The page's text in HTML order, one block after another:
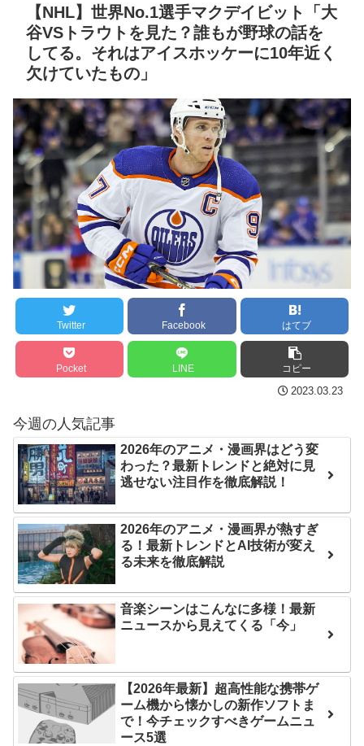
救いの神になるか NEW!
【驚愕】アニメキャラの
凄い事に気付いたｗｗｗ
「アニメキャラの大好物」
←これに1番多くなった食べ
物…もしかして… NEW!
阪神、拙守で失点重ね中
日に敗戦。藤川監督「すべ
てこれから」 NEW!
クレバテスⅡ-魔獣の王と
偽りの勇者伝承- 第4話 感
想：敵を探すよりトアの書
を餌に誘き出す作戦！
【画像】発達障害の子ど
もはこの絵の意味がすぐに
分からないらしい
日本が北朝鮮に辛勝し二
は采配に辛辣「おそろしい
内容の後半」「今日の森保
はチキン」
七ツ森りり ご令嬢と召使
いの禁断の恋…1日だけ許さ
れた夫婦としての時間をひ
たすら愛し合う。
Powered by livedoor 相
互RSS
セ・リーグ出塁回数ラン
キング 直近3週間｜2026年
8/3まで
Ｗ杯１次Ｌ敗退の韓国 議員
が「なぜ負けたのか？」ソ
ン・フンミン先発落ちは
「監督の報復」
すまん熊本やがコンビニ
に食品も水もない
ディズニーが「大課金時
代」に突入！アトラクショ
ンパスがどれもこれも1500
海外「日本よ、お前がナ
ンバーワンだ」 熊本地震直
後の日本の対応のスピード
マ『ラムネモンキー』 トレ
ンディなクリスマスイヴ
2/25(水)
36歳の彼女と結婚したい
のに、家族が猛反対。家族
から信じられない言葉が飛
「本気で潰しにきてる」
滝沢秀明の新オーディショ
ァン衝撃
Powered by livedoor 相
互RSS
【NHL】世界No.1選手マクデイビット「大
谷VSトラウトを見た？誰もが野球の話を
してる。それはアイスホッケーに10年近く
欠けていたもの」
Twitter Facebook はてブ
Pocket LINE コピー
2023.03.23
今週の人気記事
2026年のアニメ・漫画界はどう変
わった？最新トレンドと絶対に見
逃せない注目作を徹底解説！
2026年のアニメ・漫画界が熱すぎ
る！最新トレンドとAI技術が変え
る未来を徹底解説
音楽シーンはこんなに多様！最新
ニュースから見えてくる「今」
【2026年最新】超高性能な携帯ゲ
ーム機から懐かしの新作ソフトま
で！今チェックすべきゲームニュ
ース5選